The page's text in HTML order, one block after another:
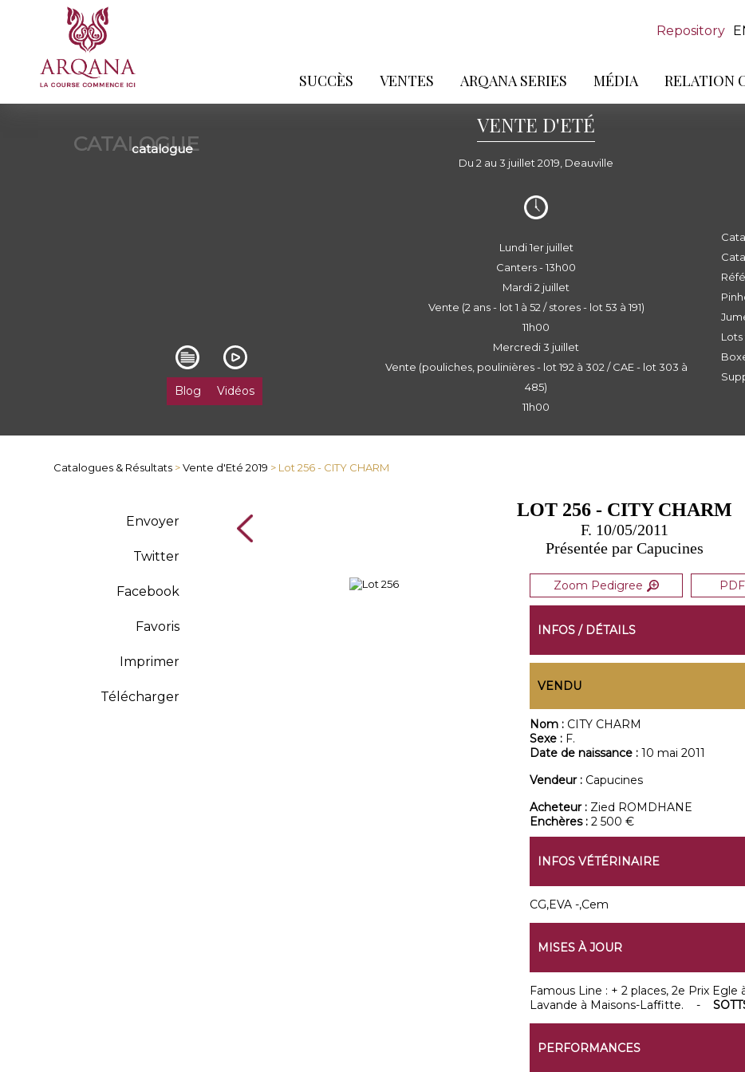
Repository
SUCCÈS VENTES ARQANA SERIES MÉDIA RELATION
CATALOGUE
catalogue
VENTE D'ETÉ
Du 2 au 3 juillet 2019, Deauville
Blog Vidéos
Lundi 1er juillet
Canters - 13h00
Mardi 2 juillet
Vente (2 ans - lot 1 à 52 / stores - lot 53 à 191)
11h00
Mercredi 3 juillet
Vente (pouliches, poulinières - lot 192 à 302 / CAE - lot 303 à
485)
11h00
Lots
Catalogues & Résultats >Vente d'Eté 2019 > Lot 256 - CITY CHARM
Envoyer
Twitter
Facebook
Favoris
Imprimer
Télécharger
LOT 256 - CITY CHARM
F. 10/05/2011
Présentée par Capucines
Zoom Pedigree
INFOS / DÉTAILS
VENDU
Nom : CITY CHARM
Sexe : F.
Date de naissance : 10 mai 2011
Vendeur : Capucines
Acheteur : Zied ROMDHANE
Enchères : 2 500 €
INFOS VÉTÉRINAIRE
CG,EVA -,Cem
MISES À JOUR
Famous Line : + 2 places, 2e Prix
Lavande à Maisons-Laffitte. -
PERFORMANCES